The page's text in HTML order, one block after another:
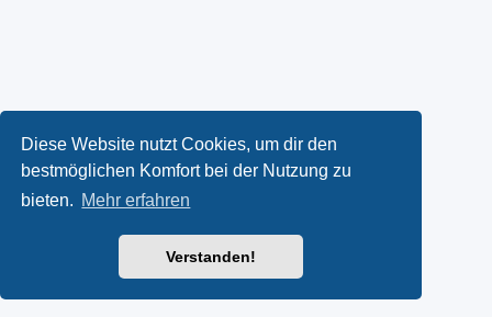
Diese Website nutzt Cookies, um dir den
bestmöglichen Komfort bei der Nutzung zu
bieten. Mehr erfahren
Verstanden!